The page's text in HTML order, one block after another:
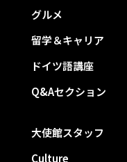
グルメ
留学＆キャリア
ドイツ語講座
Q&Aセクション
大使館スタッフ
Culture